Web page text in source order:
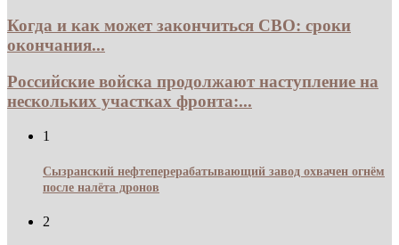
Когда и как может закончиться СВО: сроки
окончания...
Российские войска продолжают наступление на
нескольких участках фронта:...
1
Сызранский нефтеперерабатывающий завод охвачен огнём
после налёта дронов
2